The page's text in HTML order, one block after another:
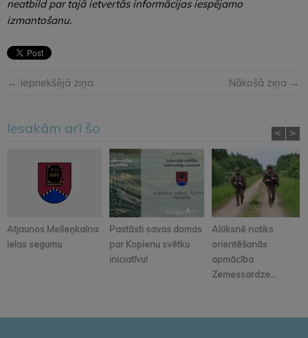
neatbild par tajā ietvertās informācijas iespējamo
izmantošanu.
← Iepriekšējā ziņa Nākošā ziņa →
Iesakām arī šo
Atjaunos Melleņkalna
ielas segumu
Pastāsti savas domas
par Kopienu svētku
iniciatīvu!
Alūksnē notiks
orientēšanās
apmācība
Zemessardze...
< >